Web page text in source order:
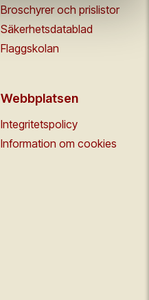
Broschyrer och prislistor
Säkerhetsdatablad
Flaggskolan
Webbplatsen
Integritetspolicy
Information om cookies